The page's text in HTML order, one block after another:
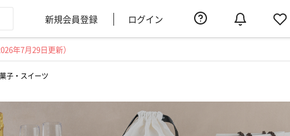
新規会員登録 ログイン
年7月29日更新）
子・スイーツ